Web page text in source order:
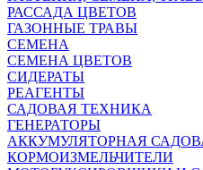
РАССАДА ЦВЕТОВ
ГАЗОННЫЕ ТРАВЫ
СЕМЕНА
СЕМЕНА ЦВЕТОВ
СИДЕРАТЫ
РЕАГЕНТЫ
САДОВАЯ ТЕХНИКА
ГЕНЕРАТОРЫ
АККУМУЛЯТОРНАЯ
КОРМОИЗМЕЛЬЧИТЕЛИ